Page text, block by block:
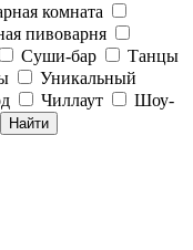
комната
пивоварня
Суши-бар
Танцы
Уникальный
Чиллаут
Шоу-
Найти